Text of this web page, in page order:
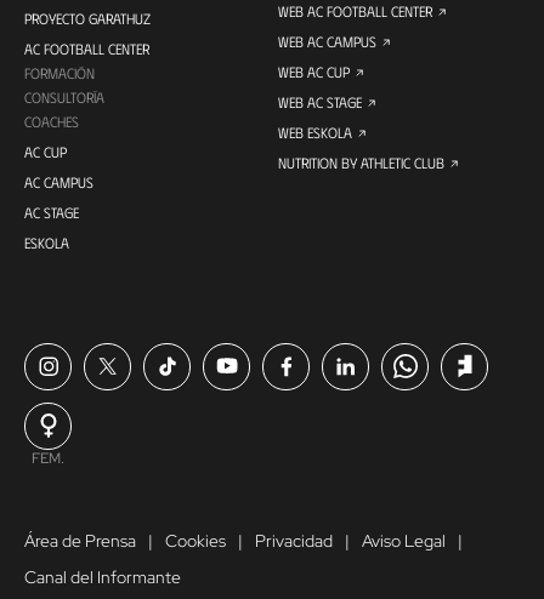
PROYECTO GARATHUZ
AC FOOTBALL CENTER
FORMACIÓN
CONSULTORÍA
COACHES
AC CUP
AC CAMPUS
AC STAGE
ESKOLA
WEB AC FOOTBALL CENTER
WEB AC CAMPUS
WEB AC CUP
WEB AC STAGE
WEB ESKOLA
NUTRITION BY ATHLETIC CLUB
FEM.
Área de Prensa Cookies Privacidad
Aviso Legal
Canal del Informante